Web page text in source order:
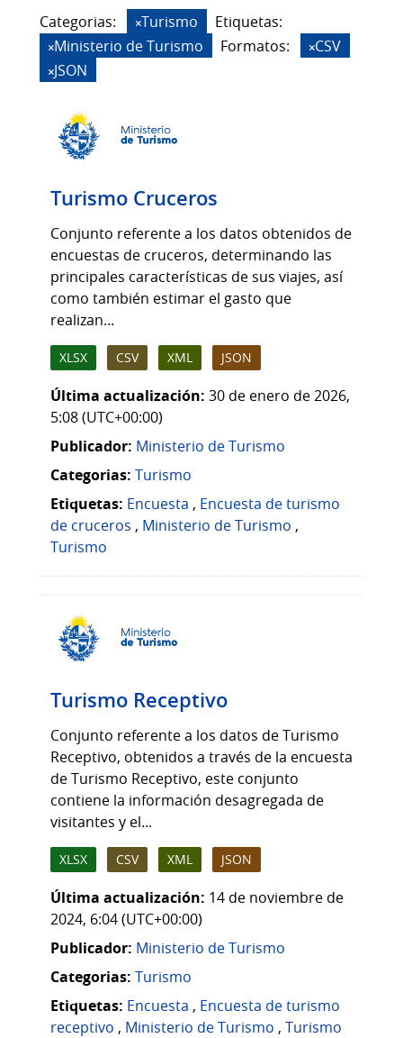
Categorias: Turismo
Etiquetas:
Ministerio de Turismo
Formatos:
CSV
JSON
Turismo Cruceros
Conjunto referente a los datos obtenidos de
encuestas de cruceros, determinando las
principales características de sus viajes, así
como también estimar el gasto que
realizan...
XLSX CSV XML JSON
Última actualización: 30 de enero de 2026,
5:08 (UTC+00:00)
Publicador: Ministerio de Turismo
Categorias: Turismo
Etiquetas: Encuesta , Encuesta de turismo
de cruceros , Ministerio de Turismo ,
Turismo
Turismo Receptivo
Conjunto referente a los datos de Turismo
Receptivo, obtenidos a través de la encuesta
de Turismo Receptivo, este conjunto
contiene la información desagregada de
visitantes y el...
XLSX CSV XML JSON
Última actualización: 14 de noviembre de
2024, 6:04 (UTC+00:00)
Publicador: Ministerio de Turismo
Categorias: Turismo
Etiquetas: Encuesta , Encuesta de turismo
receptivo , Ministerio de Turismo , Turismo